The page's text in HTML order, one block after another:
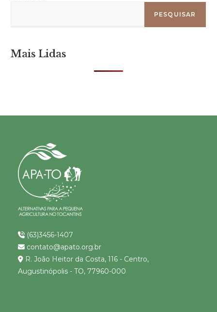
PESQUISAR
Mais Lidas
(63)3456-1407
contato@apato.org.br
R. João Heitor da Costa, 116 - Centro,
Augustinópolis - TO, 77960-000